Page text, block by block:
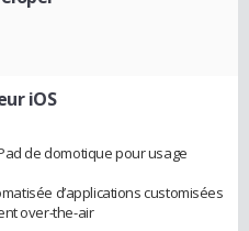
iOS
de domotique pour usage
d’applications customisées
over-the-air